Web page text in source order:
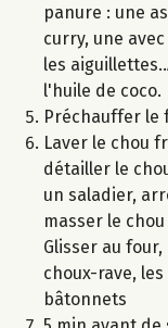
panure : une
curry, une
les
l'huile de coco.
Préchauffer le
Laver le chou
détailler le
un saladier,
masser le
Glisser au
choux-rave,
bâtonnets